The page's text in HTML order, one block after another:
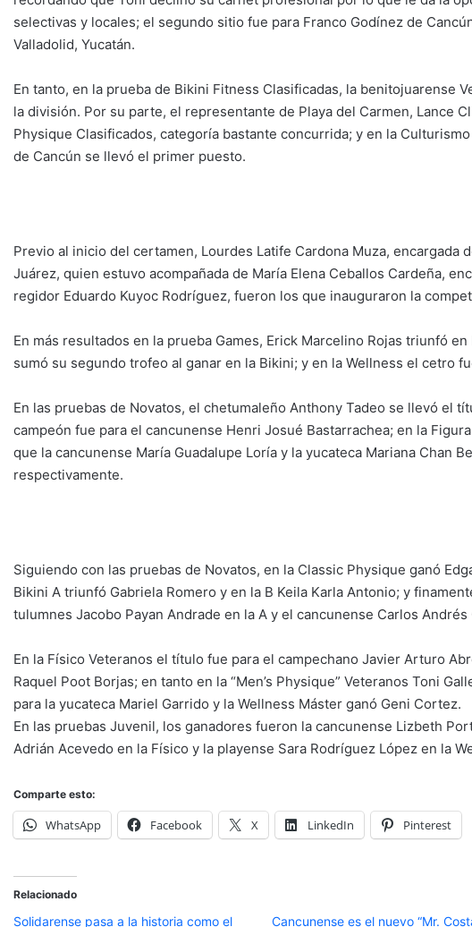
selectivas y locales; el segundo sitio fue para Franco Godínez de
Valladolid, Yucatán.
En tanto, en la prueba de Bikini Fitness Clasificadas, la benitojuarense
la división. Por su parte, el representante de Playa del Carmen, Lance
Physique Clasificados, categoría bastante concurrida; y en la
de Cancún se llevó el primer puesto.
Previo al inicio del certamen, Lourdes Latife Cardona Muza, encargada
Juárez, quien estuvo acompañada de María Elena Ceballos Cardeña,
regidor Eduardo Kuyoc Rodríguez, fueron los que inauguraron la
En más resultados en la prueba Games, Erick Marcelino Rojas triunfó
sumó su segundo trofeo al ganar en la Bikini; y en la Wellness el cetro
En las pruebas de Novatos, el chetumaleño Anthony Tadeo se llevó el
campeón fue para el cancunense Henri Josué Bastarrachea; en la
que la cancunense María Guadalupe Loría y la yucateca Mariana Chan
respectivamente.
Siguiendo con las pruebas de Novatos, en la Classic Physique ganó
Bikini A triunfó Gabriela Romero y en la B Keila Karla Antonio; y
tulumnes Jacobo Payan Andrade en la A y el cancunense Carlos Andrés
En la Físico Veteranos el título fue para el campechano Javier Arturo
Raquel Poot Borjas; en tanto en la “Men’s Physique” Veteranos Toni
para la yucateca Mariel Garrido y la Wellness Máster ganó Geni Cortez.
En las pruebas Juvenil, los ganadores fueron la cancunense Lizbeth
Adrián Acevedo en la Físico y la playense Sara Rodríguez López en la
Comparte esto:
WhatsApp Facebook X LinkedIn Pinterest
Relacionado
Solidarense pasa a la historia como el Cancunense es el nuevo “Mr.